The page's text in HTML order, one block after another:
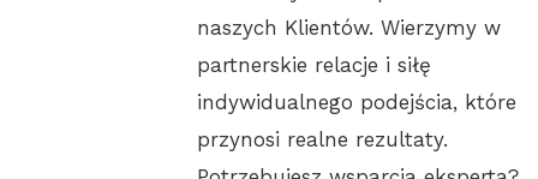
naszych Klientów. Wierzymy w
partnerskie relacje i siłę
indywidualnego podejścia, które
przynosi realne rezultaty.